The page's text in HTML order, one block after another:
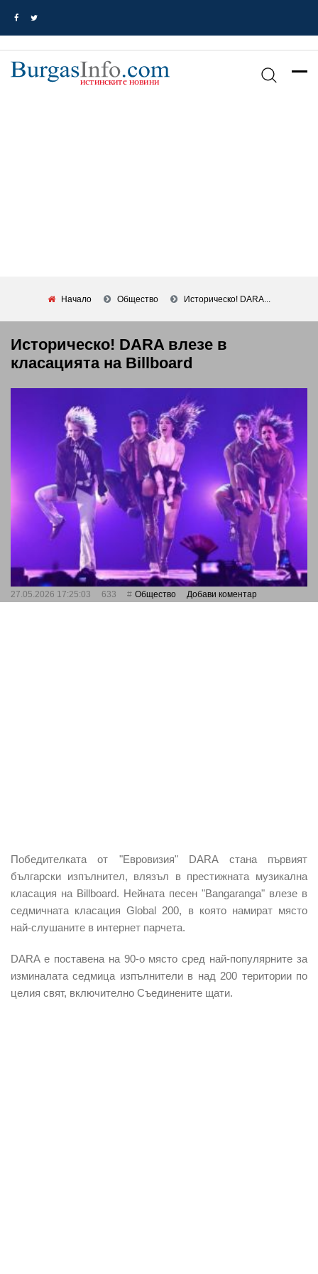
Начало Общество Историческо! DARA...
Историческо! DARA влезе в
класацията на Billboard
27.05.2026 17:25:03 633 Общество Добави коментар
Победителката от "Евровизия" DARA стана първият
български изпълнител, влязъл в престижната музикална
класация на Billboard. Нейната песен "Bangaranga" влезе в
седмичната класация Global 200, в която намират място
най-слушаните в интернет парчета.
DARA е поставена на 90-о място сред най-популярните за
изминалата седмица изпълнители в над 200 територии по
целия свят, включително Съединените щати.